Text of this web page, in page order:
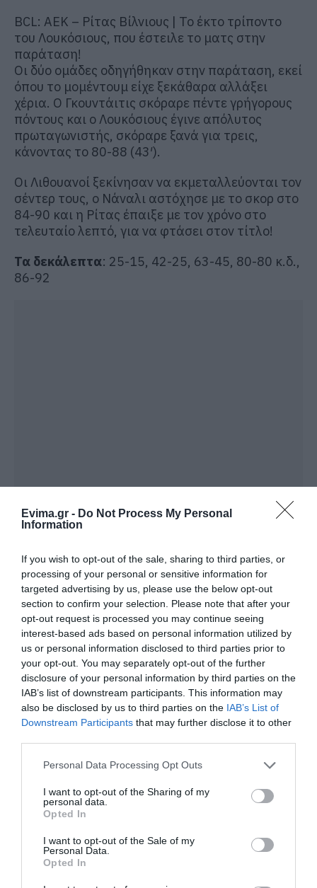
Evima.gr - Do Not Process My Personal
Information
If you wish to opt-out of the sale, sharing to third parties, or
processing of your personal or sensitive information for
targeted advertising by us, please use the below opt-out
section to confirm your selection. Please note that after your
opt-out request is processed you may continue seeing
interest-based ads based on personal information utilized by
us or personal information disclosed to third parties prior to
your opt-out. You may separately opt-out of the further
disclosure of your personal information by third parties on the
IAB’s list of downstream participants. This information may
also be disclosed by us to third parties on the IAB’s List of
Downstream Participants that may further disclose it to other
Please note that this website/app uses one or more Google
not limited to your visit or usage behaviour. You may click to
grant or deny consent to Google and its third-party tags to
use your data for below specified purposes in below Google
consent section.
Personal Data Processing Opt Outs
I want to opt-out of the Sharing of my
personal data.
Opted In
I want to opt-out of the Sale of my
Personal Data.
Opted In
BCL: ΑΕΚ – Ρίτας Βίλνιους | Το έκτο τρίποντο
του Λουκόσιους, που έστειλε το ματς στην
παράταση!
Οι δύο ομάδες οδηγήθηκαν στην παράταση, εκεί
όπου το μομέντουμ είχε ξεκάθαρα αλλάξει
χέρια. Ο Γκουντάιτις σκόραρε πέντε γρήγορους
πόντους και ο Λουκόσιους έγινε απόλυτος
πρωταγωνιστής, σκόραρε ξανά για τρεις,
κάνοντας το 80-88 (43′).
Οι Λιθουανοί ξεκίνησαν να εκμεταλλεύονται τον
σέντερ τους, ο Νάναλι αστόχησε με το σκορ στο
84-90 και η Ρίτας έπαιξε με τον χρόνο στο
τελευταίο λεπτό, για να φτάσει στον τίτλο!
Τα δεκάλεπτα: 25-15, 42-25, 63-45, 80-80 κ.δ.,
86-92
Ακολουθήστε το evima.gr στοGoogle News
Διαβάστε όλες τιςειδήσεις για την Εύβοια
Διαβάστε όλες τιςτελευταίες ειδήσεις
για την
Ελλάδακαι τονΚόσμο στοevima.gr
TAGS: ΑΕΚ ΡΙΤΑΣ
ΡΟΗ ΕΙΔΗΣΕΩΝ